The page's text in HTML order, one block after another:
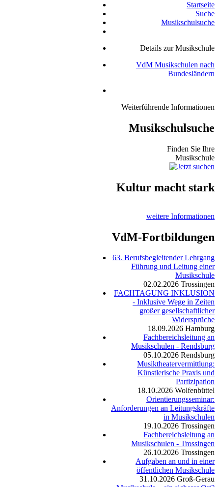
Startseite
Suche
Musikschulsuche
Details zur Musikschule
VdM Musikschulen nach
Bundesländern
Weiterführende Informationen
Musikschulsuche
Finden Sie Ihre
Musikschule
Kultur macht stark
weitere Informationen
VdM-Fortbildungen
63. Berufsbegleitender Lehrgang
Führung und Leitung einer
Musikschule
02.02.2026 Trossingen
FACHTAGUNG INKLUSION
- Inklusive Wege in Zeiten
großer gesellschaftlicher
Widersprüche
18.09.2026 Hamburg
Fachbereichsleitung an
Musikschulen - Rendsburg
05.10.2026 Rendsburg
Musiktheatervermittlung:
Künstlerische Praxis und
Partizipation
18.10.2026 Wolfenbüttel
Orientierungsseminar:
Anforderungen an Leitungskräfte
in Musikschulen
19.10.2026 Trossingen
Fachbereichsleitung an
Musikschulen - Trossingen
26.10.2026 Trossingen
Aufgaben an und in einer
öffentlichen Musikschule
31.10.2026 Groß-Gerau